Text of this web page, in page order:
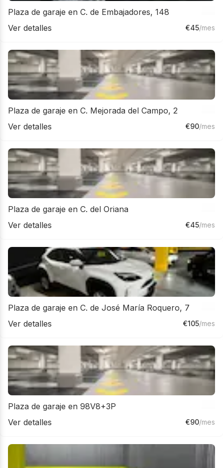
Plaza de garaje en C. de Embajadores, 148
Ver detalles
€45/mes
Plaza de garaje en C. Mejorada del Campo, 2
Ver detalles
€90/mes
Plaza de garaje en C. del Oriana
Ver detalles
€45/mes
Plaza de garaje en C. de José María Roquero, 7
Ver detalles
€105/mes
Plaza de garaje en 98V8+3P
Ver detalles
€90/mes